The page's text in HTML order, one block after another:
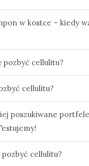
w kostce – kiedy
pozbyć cellulitu?
cellulitu?
poszukiwane
pozbyć cellulitu?